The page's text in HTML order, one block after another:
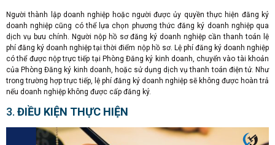
Người thành lập doanh nghiệp hoặc người được ủy quyền thực hiện đăng ký
doanh nghiệp cũng có thể lựa chọn phương thức đăng ký doanh nghiệp qua
dịch vụ bưu chính. Người nộp hồ sơ đăng ký doanh nghiệp cần thanh toán lệ
phí đăng ký doanh nghiệp tại thời điểm nộp hồ sơ. Lệ phí đăng ký doanh nghiệp
có thể được nộp trực tiếp tại Phòng Đăng ký kinh doanh, chuyển vào tài khoản
của Phòng Đăng ký kinh doanh, hoặc sử dụng dịch vụ thanh toán điện tử. Như
trong trường hợp trực tiếp, lệ phí đăng ký doanh nghiệp sẽ không được hoàn trả
nếu doanh nghiệp không được cấp đăng ký.
3. ĐIỀU KIỆN THỰC HIỆN